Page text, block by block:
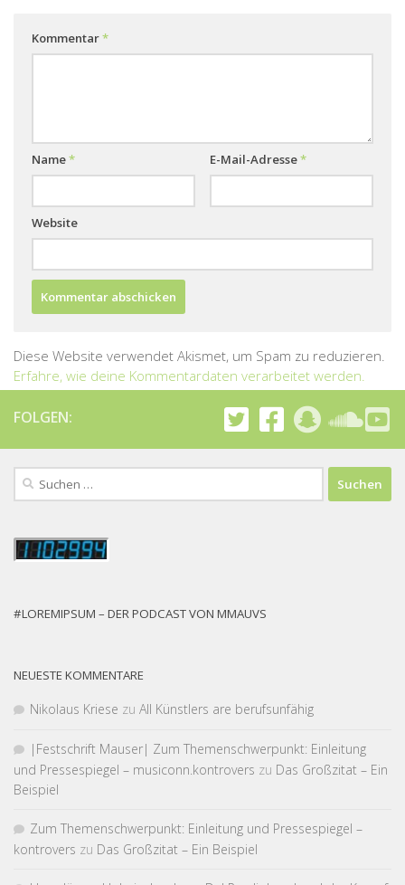
Kommentar*
Name* E-Mail-Adresse*
Website
Diese Website verwendet Akismet, um Spam zu reduzieren.
Erfahre, wie deine Kommentardaten verarbeitet werden.
FOLGEN:
Suchen
nach:
#LOREMIPSUM – DER PODCAST VON MMAUVS
NEUESTE KOMMENTARE
Nikolaus Kriese zu All Künstlers are berufsunfähig
|Fest­schrift Mauser| Zum Themen­schwer­punkt: Einleitung
und Pressespiegel – musiconn.kontrovers zu Das Großzitat – Ein
Beispiel
Zum Themen­schwer­punkt: Einleitung und Pressespiegel –
kontrovers zu Das Großzitat – Ein Beispiel